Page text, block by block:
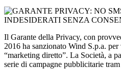
Il Garante della Privacy, con
2016 ha sanzionato Wind S.p.a.
“marketing diretto”. La Società, a
serie di campagne pubblicitarie tram